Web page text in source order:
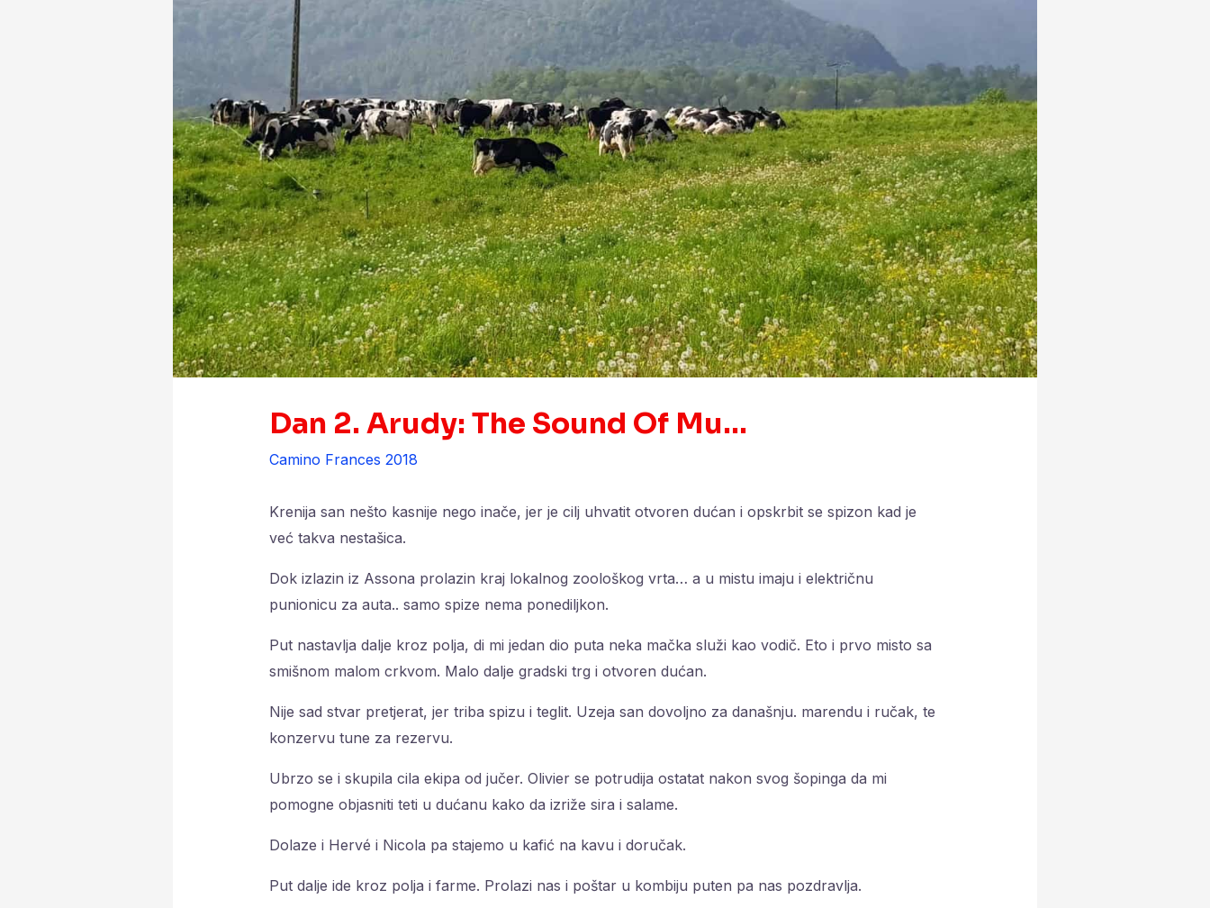
Dan 2. Arudy: The Sound Of Mu…
Camino Frances 2018
Krenija san nešto kasnije nego inače, jer je cilj uhvatit otvoren dućan i opskrbit se spizon kad je
već takva nestašica.
Dok izlazin iz Assona prolazin kraj lokalnog zoološkog vrta… a u mistu imaju i električnu
punionicu za auta.. samo spize nema ponediljkon.
Put nastavlja dalje kroz polja, di mi jedan dio puta neka mačka služi kao vodič. Eto i prvo misto sa
smišnom malom crkvom. Malo dalje gradski trg i otvoren dućan.
Nije sad stvar pretjerat, jer triba spizu i teglit. Uzeja san dovoljno za današnju. marendu i ručak, te
konzervu tune za rezervu.
Ubrzo se i skupila cila ekipa od jučer. Olivier se potrudija ostatat nakon svog šopinga da mi
pomogne objasniti teti u dućanu kako da izriže sira i salame.
Dolaze i Hervé i Nicola pa stajemo u kafić na kavu i doručak.
Put dalje ide kroz polja i farme. Prolazi nas i poštar u kombiju puten pa nas pozdravlja.